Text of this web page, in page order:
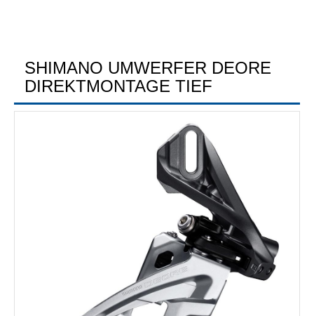
SHIMANO UMWERFER DEORE
DIREKTMONTAGE TIEF